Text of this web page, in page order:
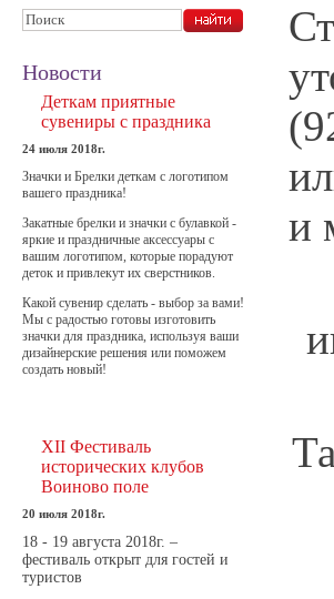
и
Новости
Деткам приятные
сувениры с праздника
24 июля 2018г.
Значки и Брелки деткам с логотипом
вашего праздника!
Закатные брелки и значки с булавкой -
яркие и праздничные аксессуары с
вашим логотипом, которые порадуют
деток и привлекут их сверстников.
Какой сувенир сделать - выбор за вами!
Мы с радостью готовы изготовить
значки для праздника, используя ваши
дизайнерские решения или поможем
создать новый!
XII Фестиваль
исторических клубов
Воиново поле
20 июля 2018г.
18 - 19 августа 2018г. –
фестиваль открыт для гостей и
туристов